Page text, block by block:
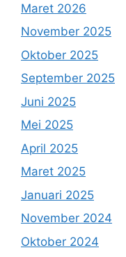
Maret 2026
November 2025
Oktober 2025
September 2025
Juni 2025
Mei 2025
April 2025
Maret 2025
Januari 2025
November 2024
Oktober 2024